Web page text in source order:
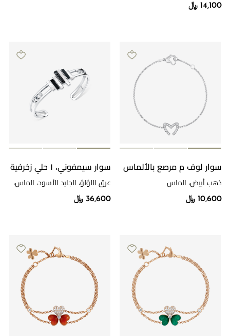
14,100 ﷼
سوار لوف م مرصع بالألماس
ذهب أبيض، الماس
10,600 ﷼
سوار سيمفوني، ١ حلي زخرفية
عرق اللؤلؤ، الجايد الأسود، الماس،
ذهب أبيض
36,600 ﷼